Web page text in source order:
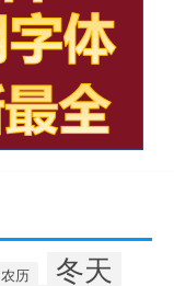
农历 冬天